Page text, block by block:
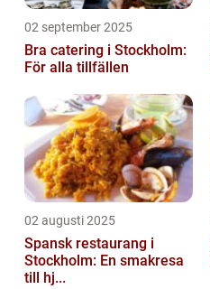
02 september 2025
Bra catering i Stockholm:
För alla tillfällen
02 augusti 2025
Spansk restaurang i
Stockholm: En smakresa
till hj...